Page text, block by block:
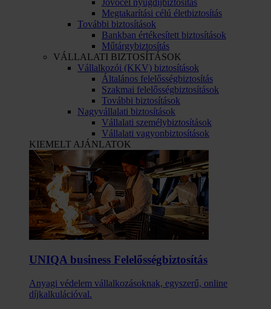
Megtakarítási célú életbiztosítás
További biztosítások
Bankban értékesített biztosítások
Műtárgybiztosítás
VÁLLALATI BIZTOSÍTÁSOK
Vállalkozói (KKV) biztosítások
Általános felelősségbiztosítás
Szakmai felelősségbiztosítások
További biztosítások
Nagyvállalati biztosítások
Vállalati személybiztosítások
Vállalati vagyonbiztosítások
KIEMELT AJÁNLATOK
UNIQA business Felelősség­biztosítás
Anyagi védelem vállalkozásoknak, egyszerű, online
díjkalkulációval.